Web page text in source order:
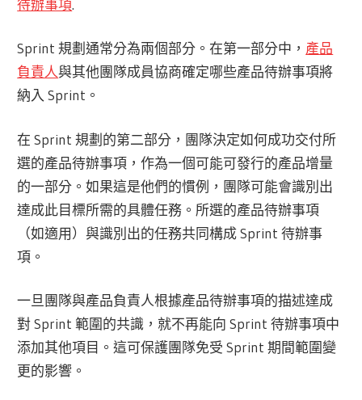
待辦事項.
Sprint 規劃通常分為兩個部分。在第一部分中， 產品
負責人與其他團隊成員協商確定哪些產品待辦事項將
納入 Sprint。
在 Sprint 規劃的第二部分，團隊決定如何成功交付所
選的產品待辦事項，作為一個可能可發行的產品增量
的一部分。如果這是他們的慣例，團隊可能會識別出
達成此目標所需的具體任務。所選的產品待辦事項
（如適用）與識別出的任務共同構成 Sprint 待辦事
項。
一旦團隊與產品負責人根據產品待辦事項的描述達成
對 Sprint 範圍的共識，就不再能向 Sprint 待辦事項中
添加其他項目。這可保護團隊免受 Sprint 期間範圍變
更的影響。